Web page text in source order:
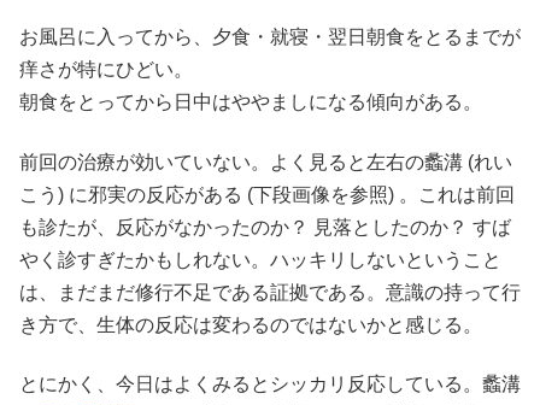
お風呂に入ってから、夕食・就寝・翌日朝食をとるまでが
痒さが特にひどい。
朝食をとってから日中はややましになる傾向がある。
前回の治療が効いていない。よく見ると左右の蠡溝 (れい
こう) に邪実の反応がある (下段画像を参照) 。これは前回
も診たが、反応がなかったのか？ 見落としたのか？ すば
やく診すぎたかもしれない。ハッキリしないということ
は、まだまだ修行不足である証拠である。意識の持って行
き方で、生体の反応は変わるのではないかと感じる。
とにかく、今日はよくみるとシッカリ反応している。蠡溝